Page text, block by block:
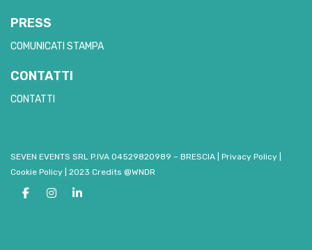
PRESS
COMUNICATI STAMPA
CONTATTI
CONTATTI
SEVEN EVENTS SRL P.IVA 04529820989 – BRESCIA Privacy Policy
Cookie Policy
2023 Credits @WNDR